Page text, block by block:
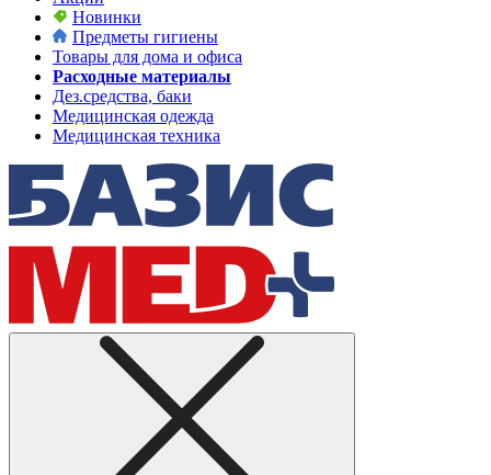
Новинки
Предметы гигиены
Товары для дома и офиса
Расходные материалы
Дез.средства, баки
Медицинская одежда
Медицинская техника